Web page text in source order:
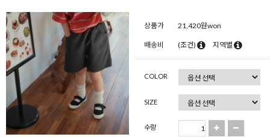
상품가 21,420원won
배송비 (조건) 지역별
COLOR
SIZE
수량